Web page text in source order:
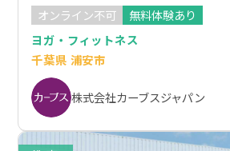
オンライン不可
無料体験あり
ヨガ・フィットネス
千葉県 浦安市
株式会社カーブスジャパン